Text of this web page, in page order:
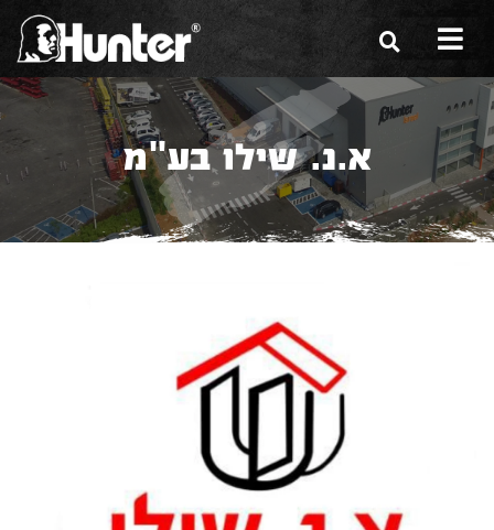
הסיפור שלנו
הכלים שלנו
תערוכות
א.נ. שילו בע"מ